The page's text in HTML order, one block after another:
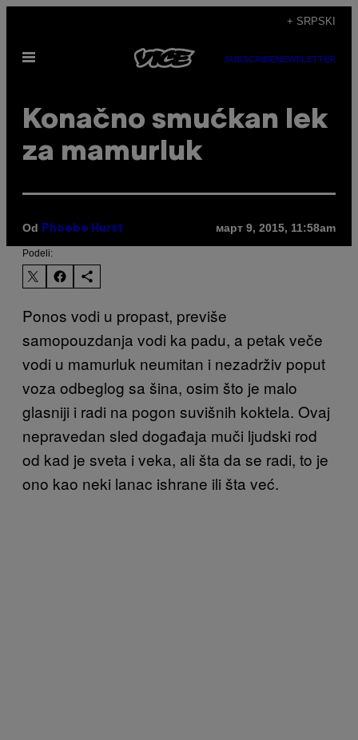
садржај
+ SRPSKI
Otvori
SUBSCRIBENEWSLETTER
Konačno smućkan lek
za mamurluk
Od Phoebe Hurst март 9, 2015, 11:58am
Podeli:
Ponos vodi u propast, previše
samopouzdanja vodi ka padu, a petak veče
vodi u mamurluk neumitan i nezadrživ poput
voza odbeglog sa šina, osim što je malo
glasniji i radi na pogon suvišnih koktela. Ovaj
nepravedan sled događaja muči ljudski rod
od kad je sveta i veka, ali šta da se radi, to je
ono kao neki lanac ishrane ili šta već.